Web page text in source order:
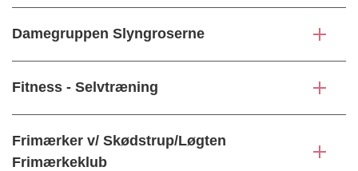
Damegruppen Slyngroserne
Fitness - Selvtræning
Frimærker v/ Skødstrup/Løgten
Frimærkeklub